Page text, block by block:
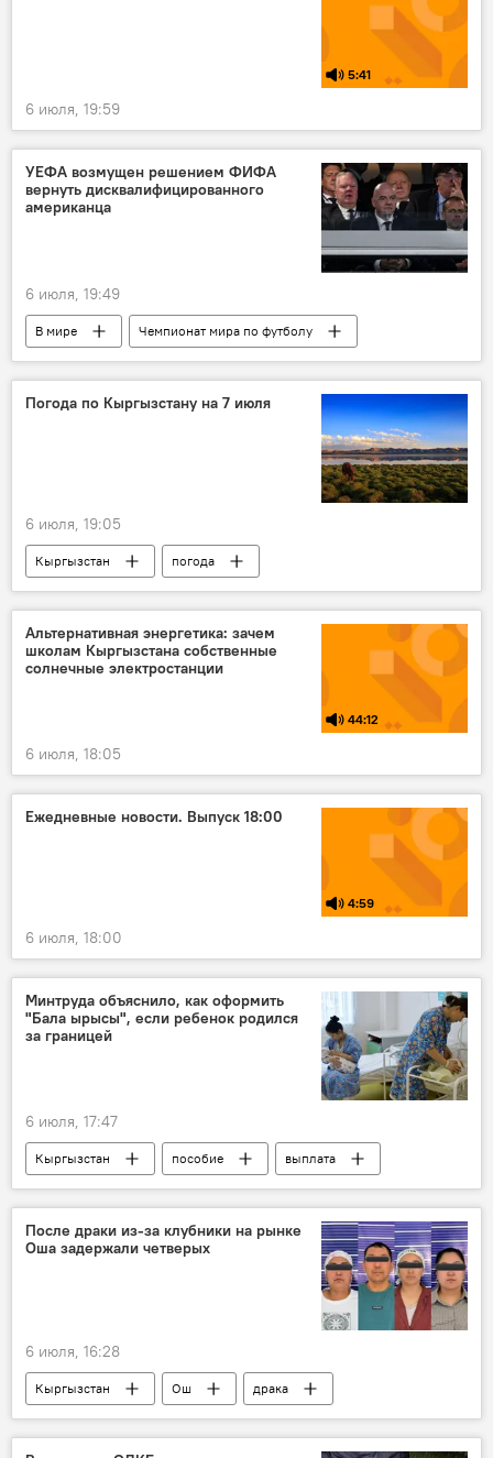
5:41
6 июля, 19:59
УЕФА возмущен решением ФИФА
вернуть дисквалифицированного
американца
6 июля, 19:49
В мире
Чемпионат мира по футболу
США
ФИФА
УЕФА
Погода по Кыргызстану на 7 июля
6 июля, 19:05
Кыргызстан
погода
погода в Кыргызстане
Кыргызгидромет
Альтернативная энергетика: зачем
школам Кыргызстана собственные
солнечные электростанции
44:12
6 июля, 18:05
Ежедневные новости. Выпуск 18:00
4:59
6 июля, 18:00
Минтруда объяснило, как оформить
"Бала ырысы", если ребенок родился
за границей
6 июля, 17:47
Кыргызстан пособие
выплата
дети
ребенок
Министерство труда, социального обеспечения и миграции КР
Бала ырысы
После драки из-за клубники на рынке
Оша задержали четверых
6 июля, 16:28
Кыргызстан Ош
драка
конфликт
фермер
клубника
задержание продажа